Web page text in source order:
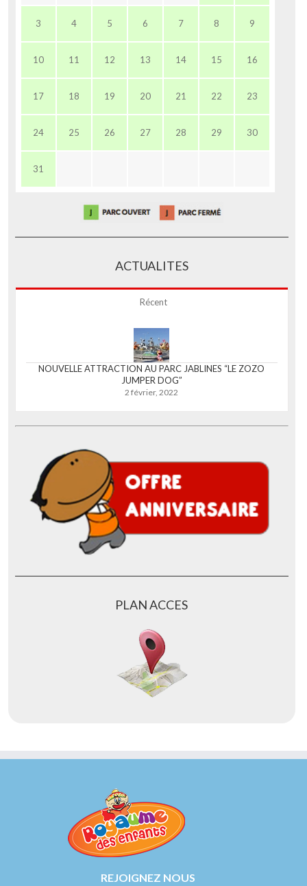
3 4 5 6 7 8 9
10 11 12 13 14 15 16
17 18 19 20 21 22 23
24 25 26 27 28 29 30
31
ACTUALITES
Récent
NOUVELLE ATTRACTION AU PARC JABLINES “LE ZOZO
JUMPER DOG”
2 février, 2022
PLAN ACCES
REJOIGNEZ NOUS